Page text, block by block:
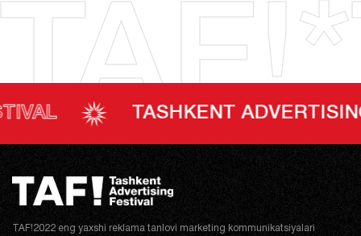
TASHKENT ADVERTISING
TAF!2022 eng yaxshi reklama tanlovi marketing kommunikatsiyalari